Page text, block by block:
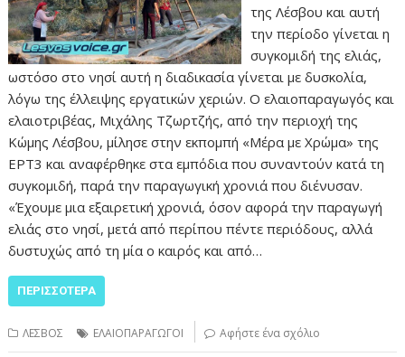
της Λέσβου και αυτή
την περίοδο γίνεται η
συγκομιδή της ελιάς,
ωστόσο στο νησί αυτή η διαδικασία γίνεται με δυσκολία,
λόγω της έλλειψης εργατικών χεριών. Ο ελαιοπαραγωγός και
ελαιοτριβέας, Μιχάλης Τζωρτζής, από την περιοχή της
Κώμης Λέσβου, μίλησε στην εκπομπή «Μέρα με Χρώμα» της
ΕΡΤ3 και αναφέρθηκε στα εμπόδια που συναντούν κατά τη
συγκομιδή, παρά την παραγωγική χρονιά που διένυσαν.
«Έχουμε μια εξαιρετική χρονιά, όσον αφορά την παραγωγή
ελιάς στο νησί, μετά από περίπου πέντε περιόδους, αλλά
δυστυχώς από τη μία ο καιρός και από…
ΠΕΡΙΣΣΌΤΕΡΑ
ΛΕΣΒΟΣ ΕΛΑΙΟΠΑΡΑΓΩΓΟΙ Αφήστε ένα σχόλιο